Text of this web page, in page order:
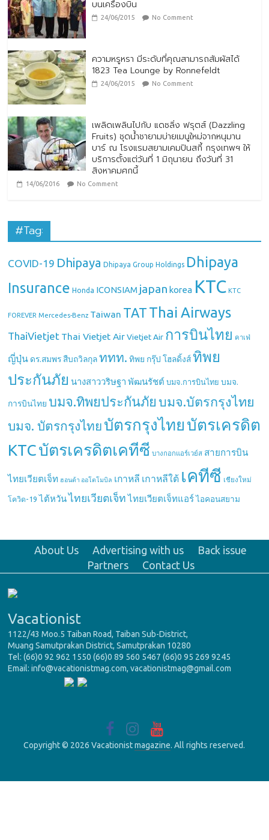
บนเครื่องบิน
24/06/2015 No Comment
ความหรูหรา มีระดับที่คุณสามารถสัมผัสได้
1823 Tea Lounge by Ronnefeldt
24/06/2015 No Comment
เพลิดเพลินไปกับ แดซลิ่ง ฟรุตส์ (Dazzling
Fruits) ชุดน้ำชายามบ่ายเมนูใหม่จากหนุมาน
บาร์ ณ โรงแรมสยามเคมปินสกี้ กรุงเทพฯ ให้
บริการตั้งแต่วันที่ 1 มิถุนายน ถึงวันที่ 31
สิงหาคมศกนี้
14/06/2016 No Comment
#Tag:
COVID-19 Dhipaya Dhipaya Group Holdings Dhipaya
Insurance Honda ICONSIAM japan korea KTC KTC
FOREVER Mercedes-Benz Taiwan TAT Thai Airways
ThaiVietjet Thai Vietjet Air Vietjet Air การบินไทย คาเฟ่
ญี่ปุ่น ดร.สมพร สืบถวิลกุล ททท. ทิพย กรุ๊ป โฮลดิ้งส์ ทิพย
ประกันภัย นางสาววริษฐา พัฒนรัชต์ บมจ.การบินไทย บมจ.
การบินไทย บมจ.ทิพยประกันภัย บมจ.บัตรกรุงไทย
บมจ. บัตรกรุงไทย บัตรกรุงไทย บัตรเครดิต
KTCบัตรเครดิตเคทีซี บางกอกแอร์เวย์ส สายการบิน
ไทยเวียตเจ็ท ฮอนด้า ออโตโมบิล เกาหลี เกาหลีใต้ เคทีซี เชียงใหม่
โควิด-19 ไต้หวัน ไทยเวียตเจ็ท ไทยเวียตเจ็ทแอร์ ไอคอนสยาม
About Us Advertising with us
Back issue
Partners
Contact Us
Vacationist
1122/43 Moo.5 Taiban Road, Taiban Sub-District,
Muang Samutprakan District, Samutprakan 10280
Tel: (66)0 92 962 1550 (66)0 89 560 5467 (66)0 95 269 9245
Email: info@vacationistmag.com, vacationistmag@gmail.com
Copyright © 2026 Vacationistmagazine. All rights reserved.